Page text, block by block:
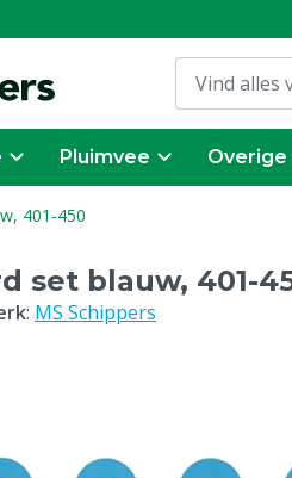
Pluimvee Overige
401-450
set blauw, 401-
: MS Schippers